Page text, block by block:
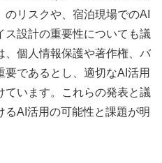
リスクや、宿泊現場でのAI
設計の重要性についても議
、個人情報保護や著作権、バ
であるとし、適切なAI活用
ています。これらの発表と議
AI活用の可能性と課題が明